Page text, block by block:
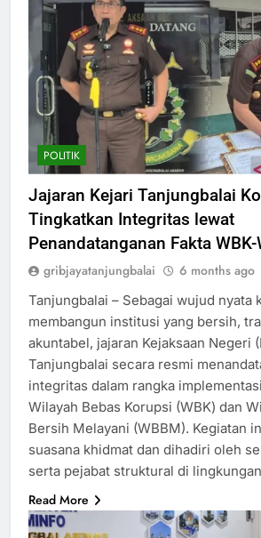
POLITIK
Jajaran Kejari Tanjungbalai
Tingkatkan Integritas lewat
Penandatanganan Fakta WBK-
gribjayatanjungbalai 6 months ago
Tanjungbalai – Sebagai wujud nyata
membangun institusi yang bersih,
akuntabel, jajaran Kejaksaan Negeri
Tanjungbalai secara resmi
integritas dalam rangka
Wilayah Bebas Korupsi (WBK) dan
Bersih Melayani (WBBM). Kegiatan
suasana khidmat dan dihadiri oleh
serta pejabat struktural di
Read More